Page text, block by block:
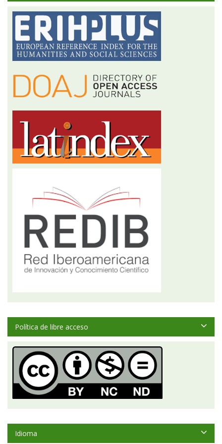
Política de libre acceso
Idioma